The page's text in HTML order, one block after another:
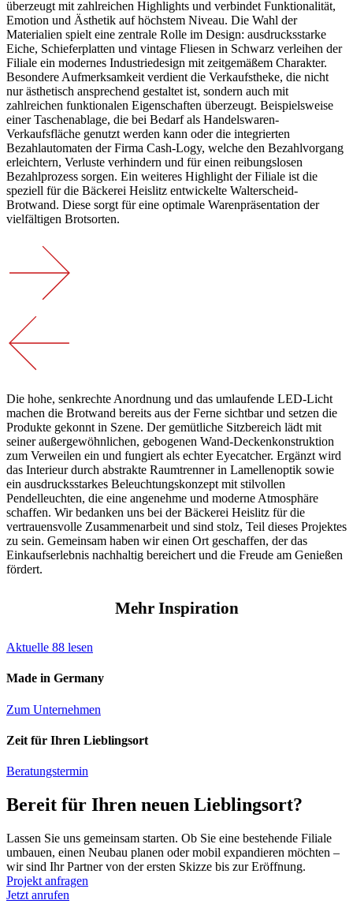
überzeugt mit zahlreichen Highlights und verbindet Funktionalität,
Emotion und Ästhetik auf höchstem Niveau. Die Wahl der
Materialien spielt eine zentrale Rolle im Design: ausdrucksstarke
Eiche, Schieferplatten und vintage Fliesen in Schwarz verleihen der
Filiale ein modernes Industriedesign mit zeitgemäßem Charakter.
Besondere Aufmerksamkeit verdient die Verkaufstheke, die nicht
nur ästhetisch ansprechend gestaltet ist, sondern auch mit
zahlreichen funktionalen Eigenschaften überzeugt. Beispielsweise
einer Taschenablage, die bei Bedarf als Handelswaren-
Verkaufsfläche genutzt werden kann oder die integrierten
Bezahlautomaten der Firma Cash-Logy, welche den Bezahlvorgang
erleichtern, Verluste verhindern und für einen reibungslosen
Bezahlprozess sorgen. Ein weiteres Highlight der Filiale ist die
speziell für die Bäckerei Heislitz entwickelte Walterscheid-
Brotwand. Diese sorgt für eine optimale Warenpräsentation der
vielfältigen Brotsorten.
Die hohe, senkrechte Anordnung und das umlaufende LED-Licht
machen die Brotwand bereits aus der Ferne sichtbar und setzen die
Produkte gekonnt in Szene. Der gemütliche Sitzbereich lädt mit
seiner außergewöhnlichen, gebogenen Wand-Deckenkonstruktion
zum Verweilen ein und fungiert als echter Eyecatcher. Ergänzt wird
das Interieur durch abstrakte Raumtrenner in Lamellenoptik sowie
ein ausdrucksstarkes Beleuchtungskonzept mit stilvollen
Pendelleuchten, die eine angenehme und moderne Atmosphäre
schaffen. Wir bedanken uns bei der Bäckerei Heislitz für die
vertrauensvolle Zusammenarbeit und sind stolz, Teil dieses Projektes
zu sein. Gemeinsam haben wir einen Ort geschaffen, der das
Einkaufserlebnis nachhaltig bereichert und die Freude am Genießen
fördert.
Mehr Inspiration
Aktuelle 88 lesen
Made in Germany
Zum Unternehmen
Zeit für Ihren Lieblingsort
Beratungstermin
Bereit für Ihren neuen Lieblingsort?
Lassen Sie uns gemeinsam starten. Ob Sie eine bestehende Filiale
umbauen, einen Neubau planen oder mobil expandieren möchten –
wir sind Ihr Partner von der ersten Skizze bis zur Eröffnung.
Projekt anfragen
Jetzt anrufen